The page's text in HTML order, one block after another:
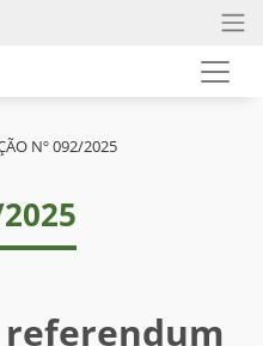
Nº 092/2025
referendum